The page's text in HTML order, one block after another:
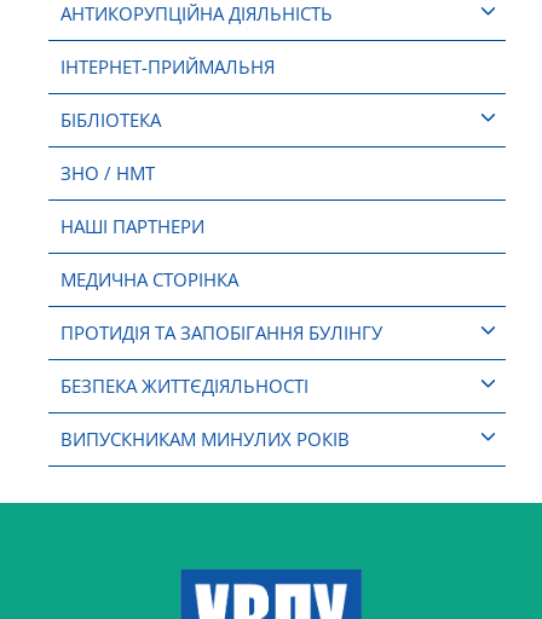
АНТИКОРУПЦІЙНА ДІЯЛЬНІСТЬ
ІНТЕРНЕТ-ПРИЙМАЛЬНЯ
БІБЛІОТЕКА
ЗНО / НМТ
НАШІ ПАРТНЕРИ
МЕДИЧНА СТОРІНКА
ПРОТИДІЯ ТА ЗАПОБІГАННЯ БУЛІНГУ
БЕЗПЕКА ЖИТТЄДІЯЛЬНОСТІ
ВИПУСКНИКАМ МИНУЛИХ РОКІВ